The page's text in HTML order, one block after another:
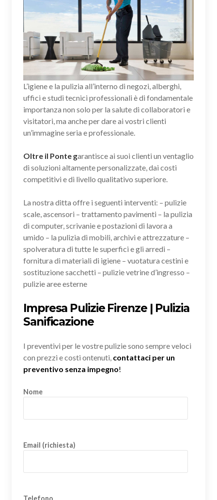
L’igiene e la pulizia all’interno di negozi, alberghi,
uffici e studi tecnici professionali è di fondamentale
importanza non solo per la salute di collaboratori e
visitatori, ma anche per dare ai vostri clienti
un’immagine seria e professionale.
Oltre il Pontegarantisce ai suoi clienti un ventaglio
di soluzioni altamente personalizzate, dai costi
competitivi e di livello qualitativo superiore.
La nostra ditta offre i seguenti interventi: – pulizie
scale, ascensori – trattamento pavimenti – la pulizia
di computer, scrivanie e postazioni di lavora a
umido – la pulizia di mobili, archivi e attrezzature –
spolveratura di tutte le superfici e gli arredi –
fornitura di materiali di igiene – vuotatura cestini e
sostituzione sacchetti – pulizie vetrine d’ingresso –
pulizie aree esterne
Impresa Pulizie Firenze | Pulizia
Sanificazione
I preventivi per le vostre pulizie sono sempre veloci
con prezzi e costi ontenuti, contattaci per un
preventivo senza impegno!
Nome
Email (richiesta)
Telefono